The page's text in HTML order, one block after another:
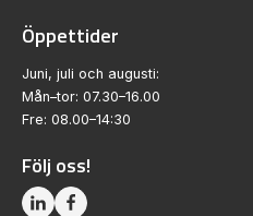
Öppettider
Juni, juli och augusti:
Mån–tor: 07.30–16.00
Fre: 08.00–14:30
Följ oss!